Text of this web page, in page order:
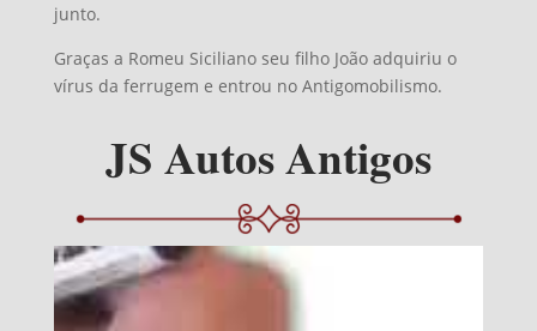
junto.
Graças a Romeu Siciliano seu filho João adquiriu o
vírus da ferrugem e entrou no Antigomobilismo.
JS Autos Antigos